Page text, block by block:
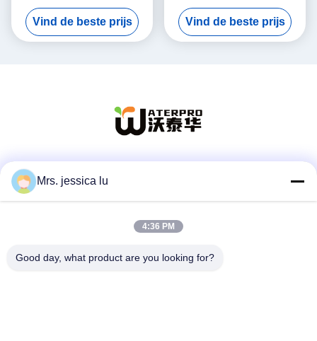
Rookverwijdering voor
Huishouden
Vind de beste prijs
Negatief Ion For Household
Bedroom van de
Geurverwijdering
Vind de beste prijs
Mrs. jessica lu
4:36 PM
Good day, what product are you looking for?